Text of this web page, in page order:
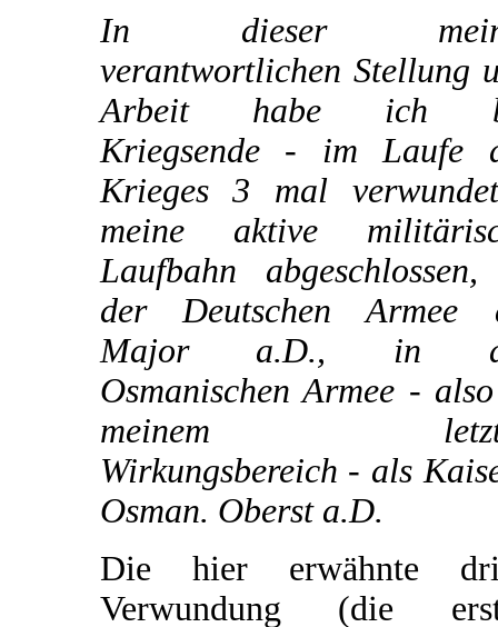
In dieser
verantwortlichen Stellung
Arbeit habe ich
Kriegsende - im Laufe
Krieges 3 mal
meine aktive
Laufbahn
der Deutschen Armee
Major a.D., in
Osmanischen Armee -
meinem
Wirkungsbereich - als
Osman. Oberst a.D.
Die hier erwähnte
Verwundung (die